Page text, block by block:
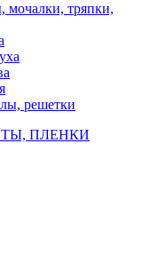
мочалки, тряпки,
решетки
ПЛЕНКИ